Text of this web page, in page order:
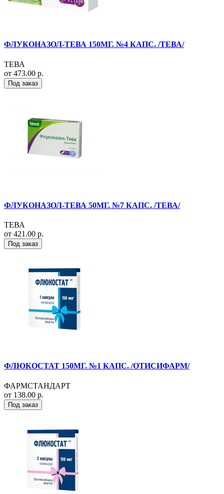
ФЛУКОНАЗОЛ-ТЕВА 150МГ. №4 КАПС. /ТЕВА/
ТЕВА
от 473.00 р.
Под заказ
ФЛУКОНАЗОЛ-ТЕВА 50МГ. №7 КАПС. /ТЕВА/
ТЕВА
от 421.00 р.
Под заказ
ФЛЮКОСТАТ 150МГ. №1 КАПС. /ОТИСИФАРМ/
ФАРМСТАНДАРТ
от 138.00 р.
Под заказ